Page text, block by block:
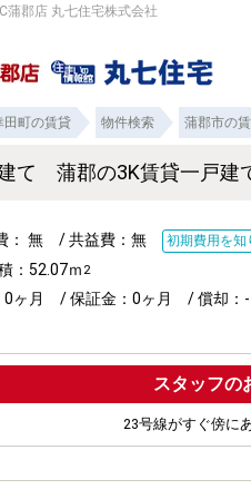
蒲郡店 丸七住宅株式会社
田町の賃貸 物件検索 蒲郡市の
て 蒲郡の3K賃貸一戸
： 無 / 共益費：無 初期費用を知
：52.07ｍ 2
0ヶ月 / 保証金：0ヶ月 / 償却：-
23号線がすぐ傍に